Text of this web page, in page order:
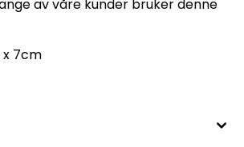
av våre kunder bruker denne
x 7cm